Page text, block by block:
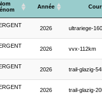
Année
2026 ultrariege-
2026 vvx-112km
2026 trail-glazig-
2026 trail-glazig-